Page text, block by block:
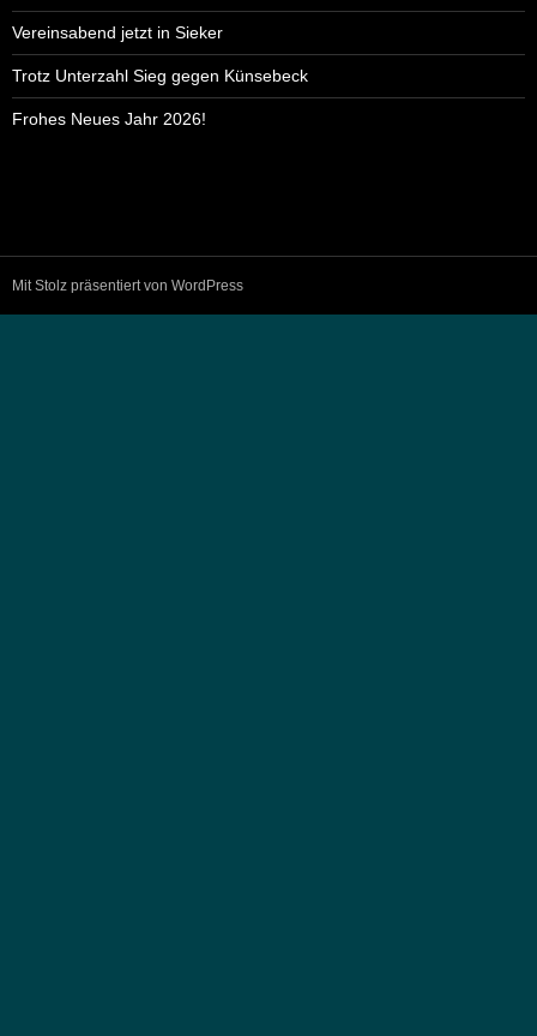
Vereinsabend jetzt in Sieker
Trotz Unterzahl Sieg gegen Künsebeck
Frohes Neues Jahr 2026!
Mit Stolz präsentiert von WordPress